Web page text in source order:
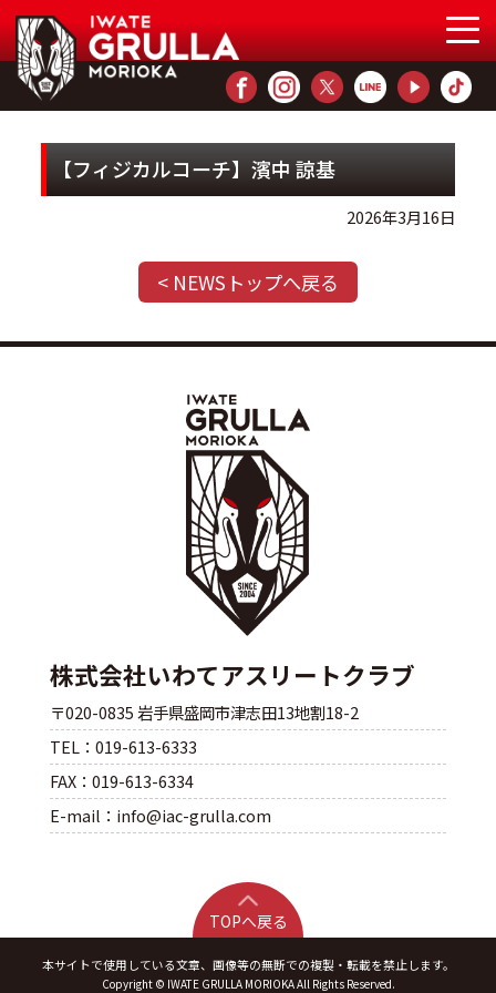
【フィジカルコーチ】濱中 諒基
2026年3月16日
< NEWSトップへ戻る
株式会社いわてアスリートクラブ
〒020-0835 岩手県盛岡市津志田13地割18-2
TEL：019-613-6333
FAX：019-613-6334
E-mail：info@iac-grulla.com
TOPへ戻る
本サイトで使用している文章、画像等の無断での複製・転載を禁止します。
Copyright © IWATE GRULLA MORIOKA All Rights Reserved.